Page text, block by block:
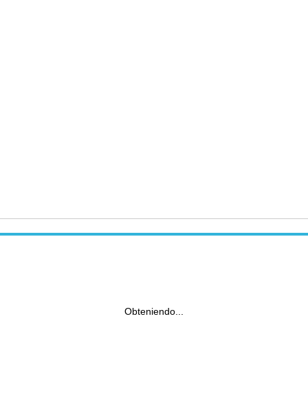
Obteniendo...